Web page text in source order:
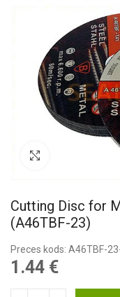
Cutting Disc for
(A46TBF-23)
Preces kods: A46TBF-
1.44 €